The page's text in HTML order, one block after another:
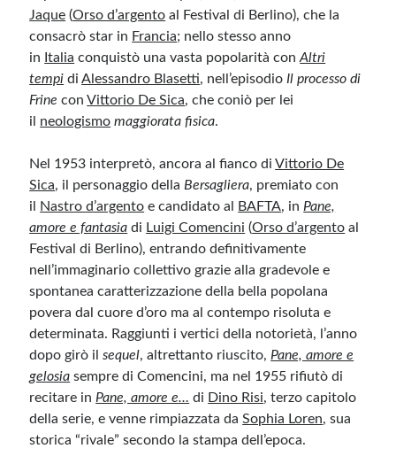
Jaque (Orso d’argento al Festival di Berlino), che la
consacrò star in Francia; nello stesso anno
in Italia conquistò una vasta popolarità con Altri
tempi di Alessandro Blasetti, nell’episodio Il processo di
Frine con Vittorio De Sica, che coniò per lei
il
neologismo maggiorata fisica.
Nel 1953 interpretò, ancora al fianco di Vittorio De
Sica, il personaggio della Bersagliera, premiato con
il
Nastro d’argento e candidato al BAFTA, in Pane,
amore e fantasia di Luigi Comencini (Orso d’argento al
Festival di Berlino), entrando definitivamente
nell’immaginario collettivo grazie alla gradevole e
spontanea caratterizzazione della bella popolana
povera dal cuore d’oro ma al contempo risoluta e
determinata. Raggiunti i vertici della notorietà, l’anno
dopo girò il sequel, altrettanto riuscito, Pane, amore e
gelosia sempre di Comencini, ma nel 1955 rifiutò di
recitare in Pane, amore e… di Dino Risi, terzo capitolo
della serie, e venne rimpiazzata da Sophia Loren, sua
storica “rivale” secondo la stampa dell’epoca.